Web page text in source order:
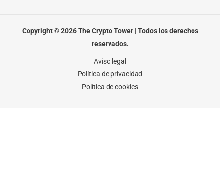
o
-
r
r
m
Copyright © 2026 The Crypto Tower | Todos los derechos
reservados.
Aviso legal
Política de privacidad
Política de cookies